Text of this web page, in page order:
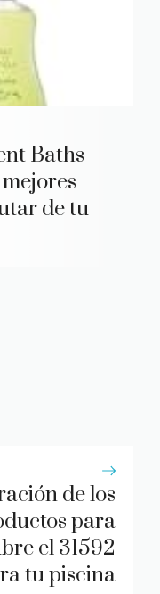
Baths
de tu
de los
para
el 31592
tu piscina